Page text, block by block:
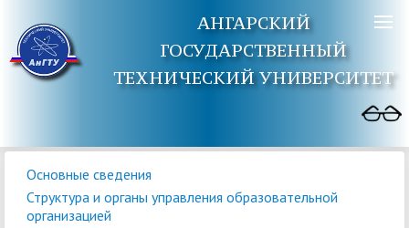
АНГАРСКИЙ
ГОСУДАРСТВЕННЫЙ
ТЕХНИЧЕСКИЙ УНИВЕРСИТЕТ
Основные сведения
Структура и органы управления образовательной
организацией